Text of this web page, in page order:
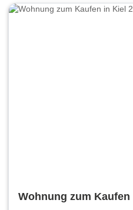
Wohnung zum Kaufen